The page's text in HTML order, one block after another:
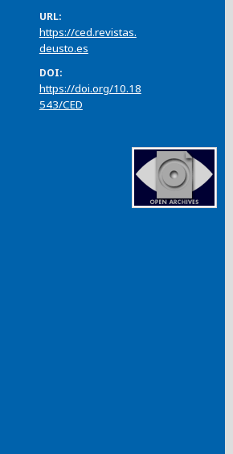
URL
https://ced.revistas.
deusto.es
DOI
https://doi.org/10.18
543/CED